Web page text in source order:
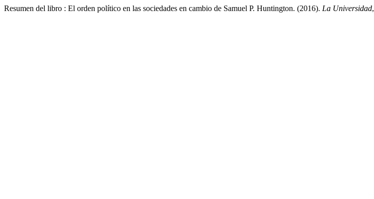
Resumen del libro : El orden político en las sociedades en cambio de Samuel P. Huntington. (2016). La Universidad,